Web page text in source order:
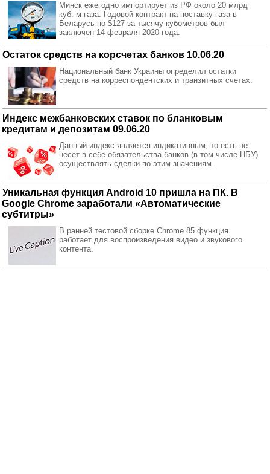
Минск ежегодно импортирует из РФ около 20 млрд
куб. м газа. Годовой контракт на поставку газа в
Беларусь по $127 за тысячу кубометров был
заключен 14 февраля 2020 года.
Остаток средств на корсчетах банков 10.06.20
Национальный банк Украины определил остатки
средств на корреспондентских и транзитных счетах.
Индекс межбанковских ставок по бланковым
кредитам и депозитам 09.06.20
Данный индекс является индикативным, то есть не
несет в себе обязательства банков (в том числе НБУ)
осуществлять сделки по этим значениям.
Уникальная функция Android 10 пришла на ПК. В
Google Chrome заработали «Автоматические
субтитры»
В ранней тестовой сборке Chrome 85 функция
работает для воспроизведения видео и звукового
контента.